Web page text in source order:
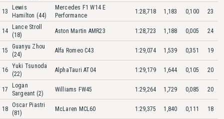
13
Lewis
Hamilton (44)
Mercedes F1 W14 E
Performance
1:28,718 1,183 0,100 23
14
Lance Stroll
(18)
Aston Martin AMR23 1:28,723 1,188 0,005 24
15
Guanyu Zhou
(24)
Alfa Romeo C43 1:29,074 1,539 0,351 19
16
Yuki Tsunoda
(22)
AlphaTauri AT04 1:29,179 1,644 0,105 20
17
Logan
Sargeant (2)
Williams FW45 1:29,264 1,729 0,085 20
18
Oscar Piastri
(81)
McLaren MCL60 1:29,375 1,840 0,111 18